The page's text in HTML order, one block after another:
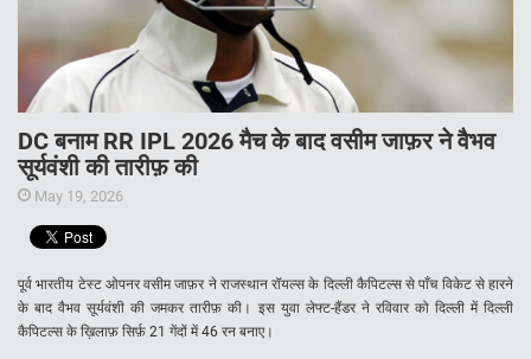
DC बनाम RR IPL 2026 मैच के बाद वसीम जाफ़र ने वैभव
सूर्यवंशी की तारीफ़ की
May 19, 2026
पूर्व भारतीय टेस्ट ओपनर वसीम जाफ़र ने राजस्थान रॉयल्स के दिल्ली कैपिटल्स से पाँच विकेट से हारने
के बाद वैभव सूर्यवंशी की जमकर तारीफ़ की। इस युवा लेफ्ट-हैंडर ने रविवार को दिल्ली में दिल्ली
कैपिटल्स के ख़िलाफ़ सिर्फ़ 21 गेंदों में 46 रन बनाए।